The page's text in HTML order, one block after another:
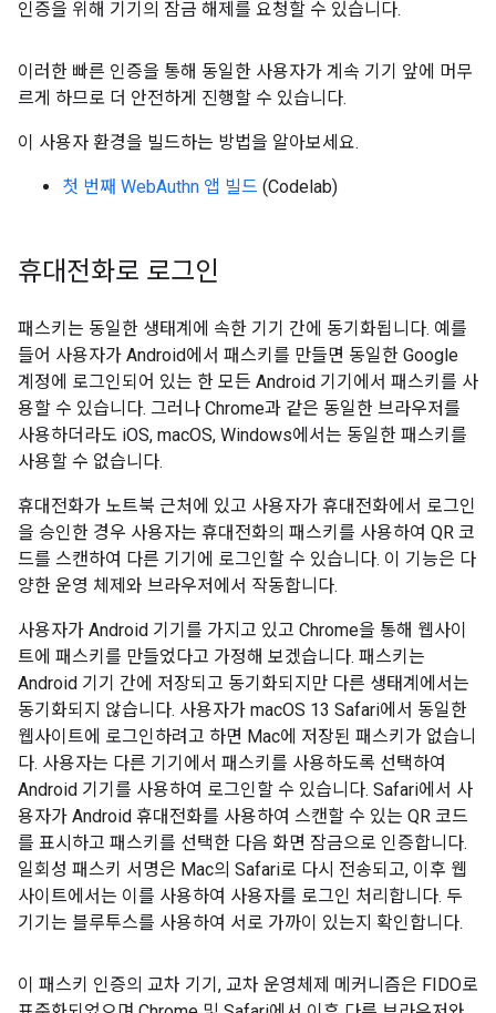
인증을 위해 기기의 잠금 해제를 요청할 수 있습니다.
이러한 빠른 인증을 통해 동일한 사용자가 계속 기기 앞에 머무
르게 하므로 더 안전하게 진행할 수 있습니다.
이 사용자 환경을 빌드하는 방법을 알아보세요.
첫 번째 WebAuthn 앱 빌드 (Codelab)
휴대전화로 로그인
패스키는 동일한 생태계에 속한 기기 간에 동기화됩니다. 예를
들어 사용자가 Android에서 패스키를 만들면 동일한 Google
계정에 로그인되어 있는 한 모든 Android 기기에서 패스키를 사
용할 수 있습니다. 그러나 Chrome과 같은 동일한 브라우저를
사용하더라도 iOS, macOS, Windows에서는 동일한 패스키를
사용할 수 없습니다.
휴대전화가 노트북 근처에 있고 사용자가 휴대전화에서 로그인
을 승인한 경우 사용자는 휴대전화의 패스키를 사용하여 QR 코
드를 스캔하여 다른 기기에 로그인할 수 있습니다. 이 기능은 다
양한 운영 체제와 브라우저에서 작동합니다.
사용자가 Android 기기를 가지고 있고 Chrome을 통해 웹사이
트에 패스키를 만들었다고 가정해 보겠습니다. 패스키는
Android 기기 간에 저장되고 동기화되지만 다른 생태계에서는
동기화되지 않습니다. 사용자가 macOS 13 Safari에서 동일한
웹사이트에 로그인하려고 하면 Mac에 저장된 패스키가 없습니
다. 사용자는 다른 기기에서 패스키를 사용하도록 선택하여
Android 기기를 사용하여 로그인할 수 있습니다. Safari에서 사
용자가 Android 휴대전화를 사용하여 스캔할 수 있는 QR 코드
를 표시하고 패스키를 선택한 다음 화면 잠금으로 인증합니다.
일회성 패스키 서명은 Mac의 Safari로 다시 전송되고, 이후 웹
사이트에서는 이를 사용하여 사용자를 로그인 처리합니다. 두
기기는 블루투스를 사용하여 서로 가까이 있는지 확인합니다.
이 패스키 인증의 교차 기기, 교차 운영체제 메커니즘은 FIDO로